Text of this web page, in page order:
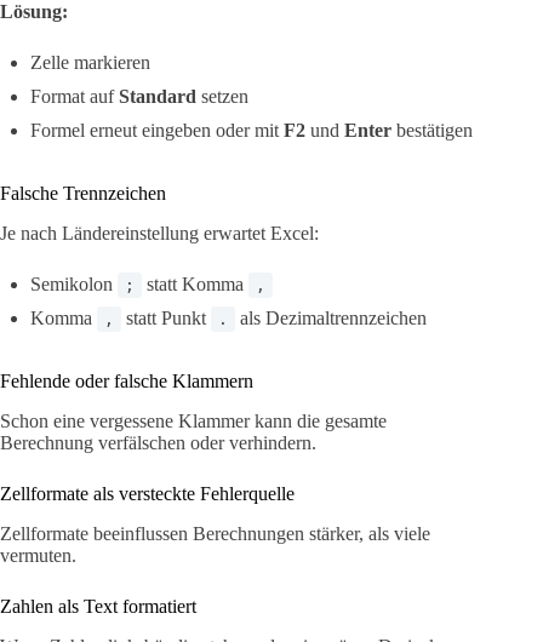
Lösung:
Zelle markieren
Format aufStandard setzen
Formel erneut eingeben oder mit F2 und Enter bestätigen
Falsche Trennzeichen
Je nach Ländereinstellung erwartet Excel:
Semikolon ; statt Komma ,
Komma , statt Punkt . als Dezimaltrennzeichen
Fehlende oder falsche Klammern
Schon eine vergessene Klammer kann die gesamte
Berechnung verfälschen oder verhindern.
Zellformate als versteckte Fehlerquelle
Zellformate beeinflussen Berechnungen stärker, als viele
vermuten.
Zahlen als Text formatiert